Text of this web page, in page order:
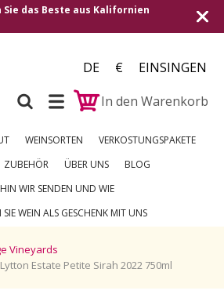
Versand in alle
DE €
EINSINGEN
In den Warenkorb
WEINSORTEN
VERKOSTUNGSPAKETE
ZUBEHÖR ÜBER UNS
BLOG
WIR SENDEN UND WIE
SIE WEIN ALS GESCHENK MIT UNS
Vineyards
Estate Petite Sirah 2022 750ml